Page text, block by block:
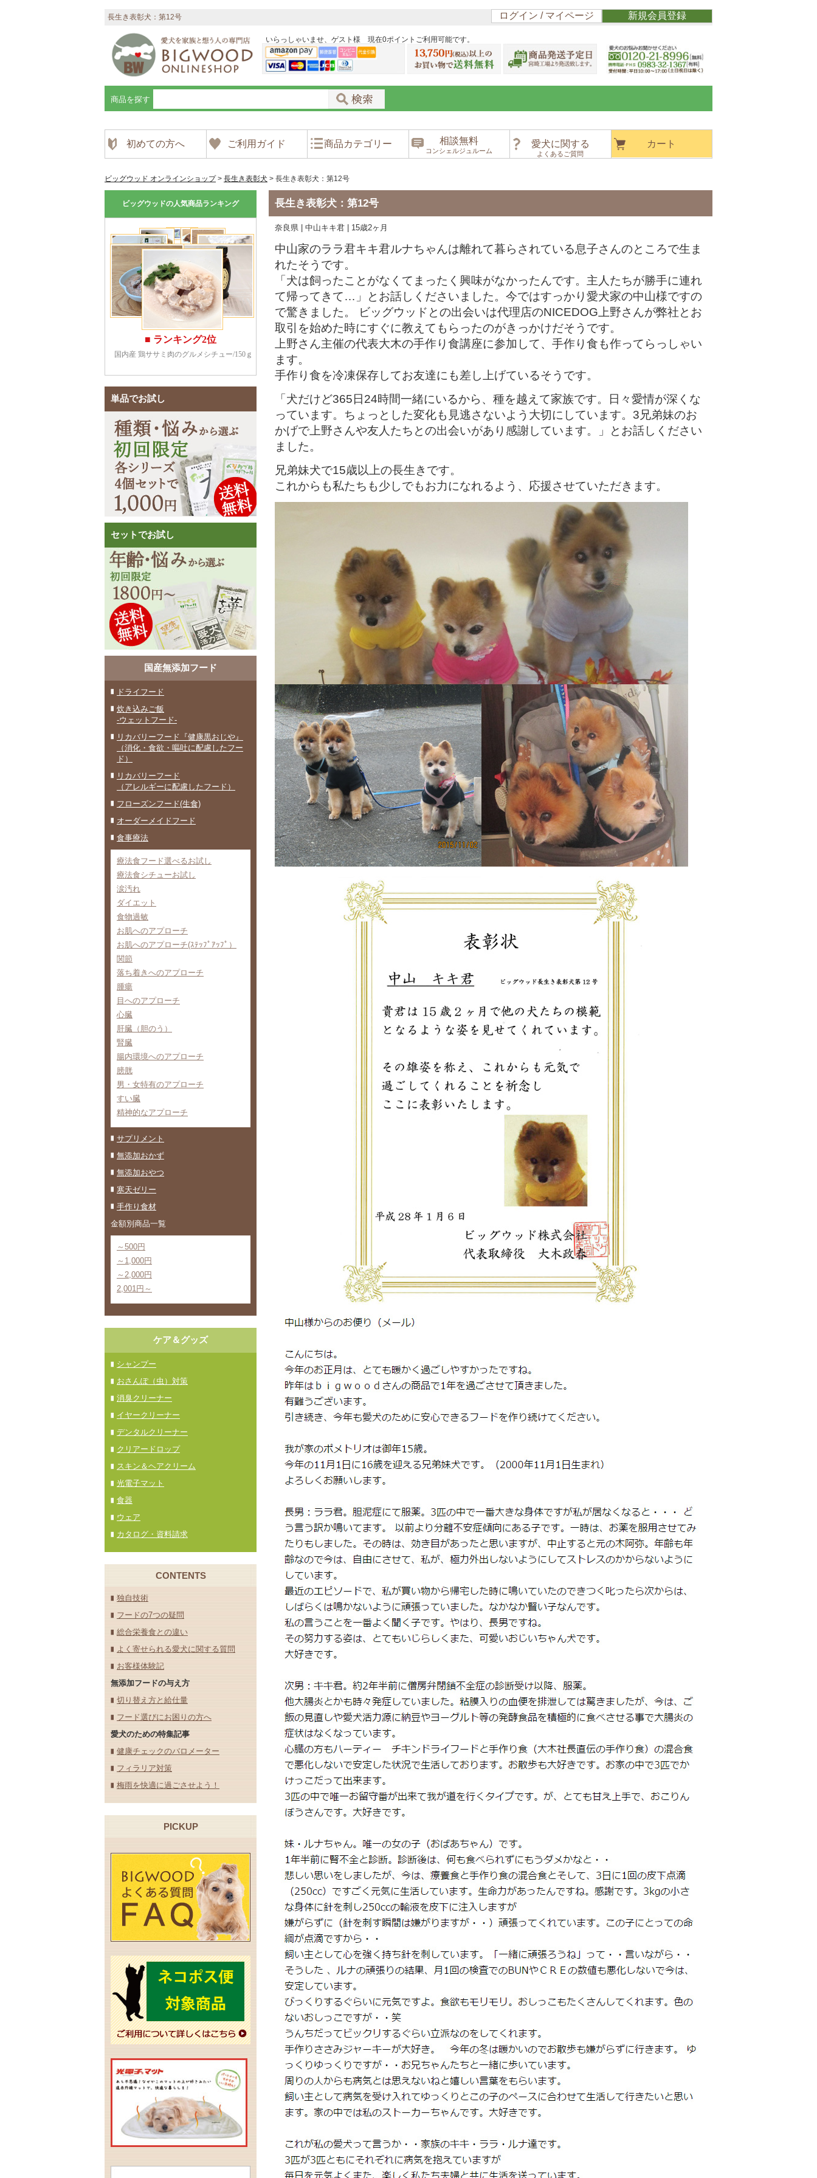
長生き表彰犬：第12号 ログイン / マイページ 新規会員登録
いらっしゃいませ、ゲスト様 現在0ポイントご利用可能です。
商品を探す
初めての方へ ご利用ガイド 商品カテゴリー 相談無料
コンシェルジュルーム
愛犬に関する
よくあるご質問
カート
ビッグウッド オンラインショップ> 長生き表彰犬 > 長生き表彰犬：第12号
長生き表彰犬：第12号
奈良県 | 中山キキ君 | 15歳2ヶ月
中山家のララ君キキ君ルナちゃんは離れて暮らされている息子さんのところで生ま
れたそうです。
「犬は飼ったことがなくてまったく興味がなかったんです。主人たちが勝手に連れ
て帰ってきて…」とお話しくださいました。今ではすっかり愛犬家の中山様ですの
で驚きました。 ビッグウッドとの出会いは代理店のNICEDOG上野さんが弊社とお
取引を始めた時にすぐに教えてもらったのがきっかけだそうです。
上野さん主催の代表大木の手作り食講座に参加して、手作り食も作ってらっしゃい
ます。
手作り食を冷凍保存してお友達にも差し上げているそうです。
「犬だけど365日24時間一緒にいるから、種を越えて家族です。日々愛情が深くな
っています。ちょっとした変化も見逃さないよう大切にしています。3兄弟妹のお
かげで上野さんや友人たちとの出会いがあり感謝しています。」とお話しください
ました。
兄弟妹犬で15歳以上の長生きです。
これからも私たちも少しでもお力になれるよう、応援させていただきます。
ビッグウッドの人気商品ランキング
単品でお試し
セットでお試し
国産無添加フード
ドライフード
炊き込みご飯
-ウェットフード-
リカバリーフード『健康黒おじや』
（消化・食欲・嘔吐に配慮したフー
ド）
リカバリーフード
（アレルギーに配慮したフード）
フローズンフード(生食)
オーダーメイドフード
食事療法
療法食フード選べるお試し
療法食シチューお試し
涙汚れ
ダイエット
食物過敏
お肌へのアプローチ
お肌へのアプローチ(ｽﾃｯﾌﾟｱｯﾌﾟ）
関節
落ち着きへのアプローチ
腫瘍
目へのアプローチ
心臓
肝臓（胆のう）
腎臓
腸内環境へのアプローチ
膀胱
男・女特有のアプローチ
すい臓
精神的なアプローチ
サプリメント
無添加おかず
無添加おやつ
寒天ゼリー
手作り食材
金額別商品一覧
～500円
～1,000円
～2,000円
2,001円～
ケア＆グッズ
シャンプー
おさんぽ（虫）対策
消臭クリーナー
イヤークリーナー
デンタルクリーナー
クリアードロップ
スキン＆ヘアクリーム
光電子マット
食器
ウェア
カタログ・資料請求
CONTENTS
独自技術
フードの7つの疑問
総合栄養食との違い
よく寄せられる愛犬に関する質問
お客様体験記
無添加フードの与え方
切り替え方と給仕量
フード選びにお困りの方へ
愛犬のための特集記事
健康チェックのバロメーター
フィラリア対策
梅雨を快適に過ごさせよう！
PICKUP